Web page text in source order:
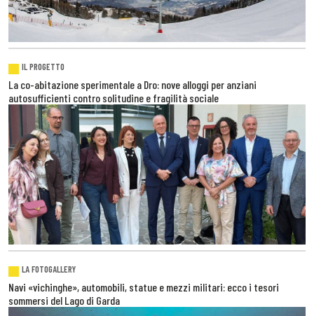
IL PROGETTO
La co-abitazione sperimentale a Dro: nove alloggi per anziani
autosufficienti contro solitudine e fragilità sociale
LA FOTOGALLERY
Navi «vichinghe», automobili, statue e mezzi militari: ecco i tesori
sommersi del Lago di Garda